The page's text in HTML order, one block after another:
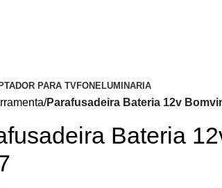
PARA TVFONELUMINARIA
Parafusadeira Bateria 12v
Bateria